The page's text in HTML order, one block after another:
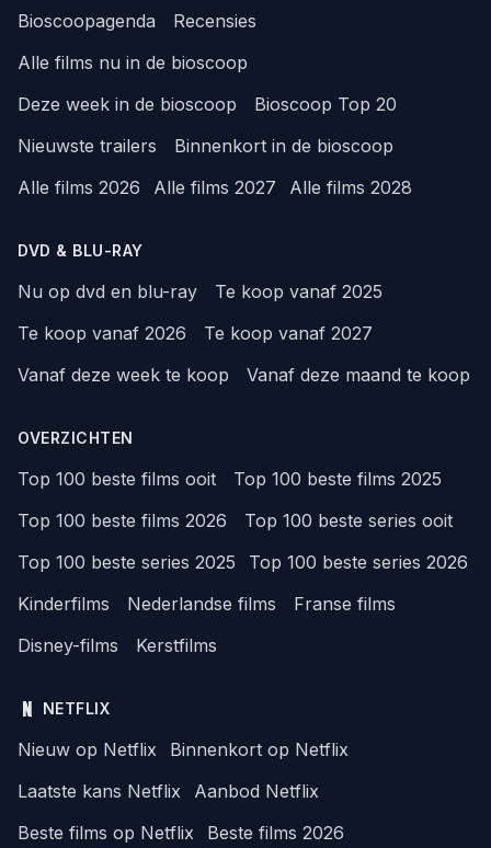
Bioscoopagenda
Recensies
Alle films nu in de bioscoop
Deze week in de bioscoop
Bioscoop Top 20
Nieuwste trailers
Binnenkort in de bioscoop
Alle films 2026
Alle films 2027 Alle films 2028
DVD & BLU-RAY
Nu op dvd en blu-ray
Te koop vanaf 2025
Te koop vanaf 2026
Te koop vanaf 2027
Vanaf deze week te koop
Vanaf deze maand te koop
OVERZICHTEN
Top 100 beste films ooit
Top 100 beste films 2025
Top 100 beste films 2026
Top 100 beste series ooit
Top 100 beste series 2025
Top 100 beste series 2026
Kinderfilms
Nederlandse films
Franse films
Disney-films
Kerstfilms
NETFLIX
Nieuw op Netflix
Binnenkort op Netflix
Laatste kans Netflix
Aanbod Netflix
Beste films op Netflix
Beste films 2026